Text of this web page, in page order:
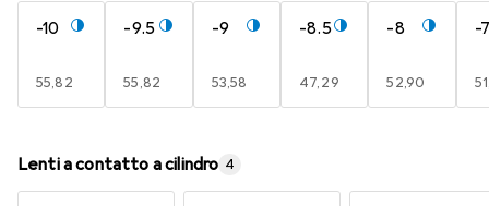
-10
EUR
55,82
-9.5
EUR
55,82
-9
EUR
53,58
-8.5
EUR
47,29
-8
EUR
52,90
-
Lenti a contatto a cilindro 4